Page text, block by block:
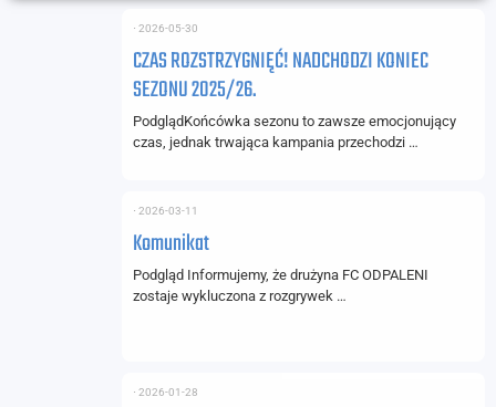
CZAS ROZSTRZYGNIĘĆ! NADCHODZI KONIEC
SEZONU 2025/26.
⋅ 2026-05-30
PodglądKońcówka sezonu to zawsze emocjonujący
czas, jednak trwająca kampania przechodzi …
Komunikat
⋅ 2026-03-11
Podgląd Informujemy, że drużyna FC ODPALENI
zostaje wykluczona z rozgrywek …
⋅ 2026-01-28